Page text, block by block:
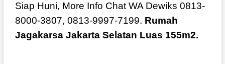
Siap Huni, More Info Chat WA Dewiks 0813-
8000-3807, 0813-9997-7199. Rumah
Jagakarsa Jakarta Selatan Luas 155m2.